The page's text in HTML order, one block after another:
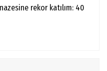
rekor katılım: 40